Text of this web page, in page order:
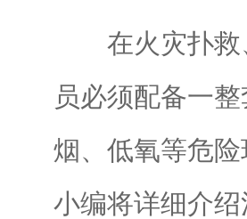
在火灾扑
员必须配备一
烟、低氧等危
小编将详细介